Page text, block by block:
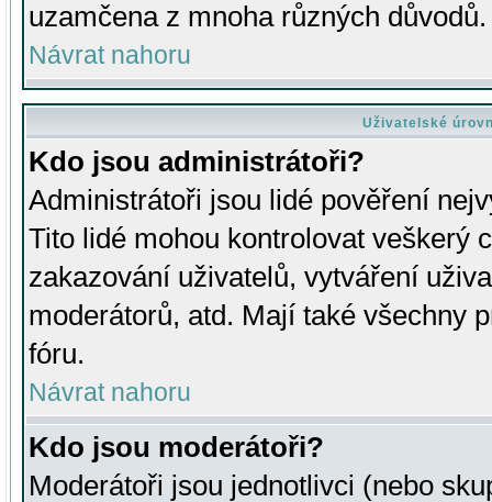
uzamčena z mnoha různých důvodů.
Návrat nahoru
Uživatelské
Kdo jsou administrátoři?
Administrátoři jsou lidé pověření
Tito lidé mohou kontrolovat veškerý
zakazování uživatelů, vytváření
moderátorů, atd. Mají také všechny
fóru.
Návrat nahoru
Kdo jsou moderátoři?
Moderátoři jsou jednotlivci (nebo